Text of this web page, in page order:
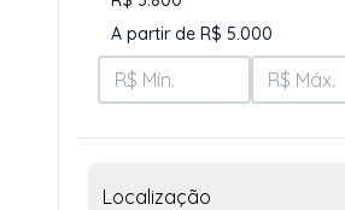
A partir de R$ 5.000
Localização